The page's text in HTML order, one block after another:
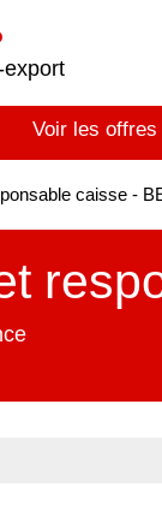
Voir les offres
caisse -